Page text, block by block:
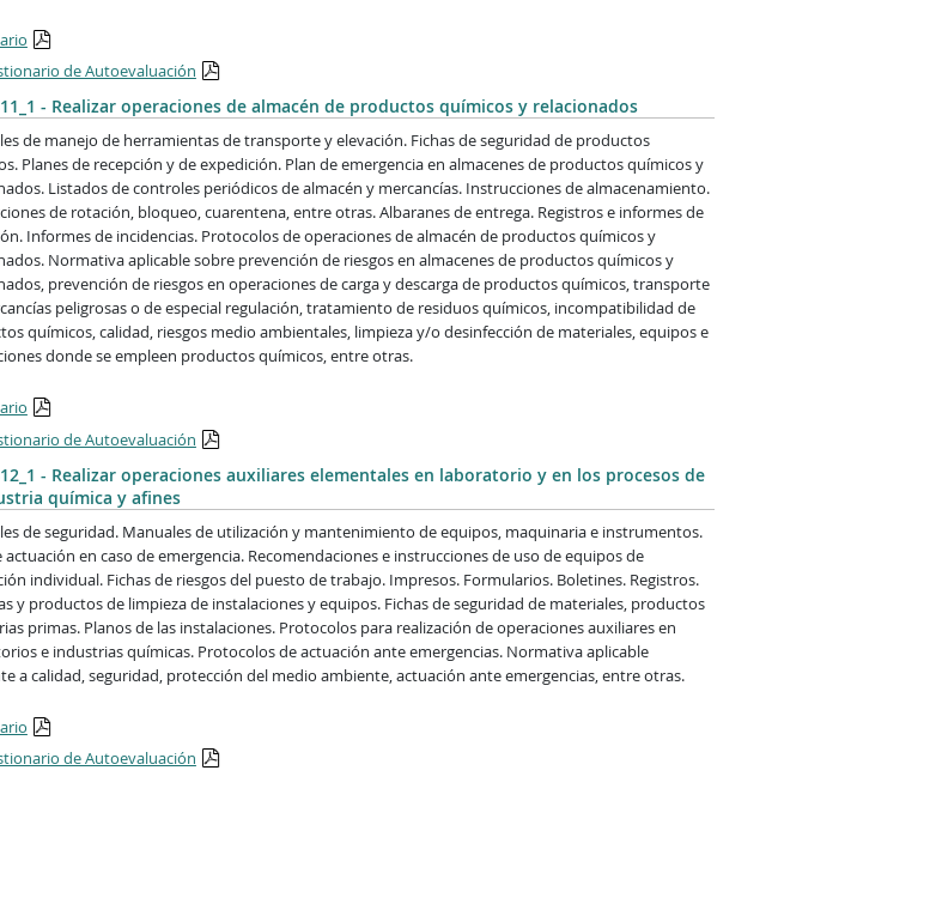
de Autoevaluación
- Realizar operaciones de almacén de productos químicos y relacionados
de manejo de herramientas de transporte y elevación. Fichas de seguridad de productos
Planes de recepción y de expedición. Plan de emergencia en almacenes de productos químicos y
Listados de controles periódicos de almacén y mercancías. Instrucciones de almacenamiento.
de rotación, bloqueo, cuarentena, entre otras. Albaranes de entrega. Registros e informes de
Informes de incidencias. Protocolos de operaciones de almacén de productos químicos y
Normativa aplicable sobre prevención de riesgos en almacenes de productos químicos y
prevención de riesgos en operaciones de carga y descarga de productos químicos, transporte
peligrosas o de especial regulación, tratamiento de residuos químicos, incompatibilidad de
químicos, calidad, riesgos medio ambientales, limpieza y/o desinfección de materiales, equipos e
donde se empleen productos químicos, entre otras.
de Autoevaluación
- Realizar operaciones auxiliares elementales en laboratorio y en los procesos de
química y afines
de seguridad. Manuales de utilización y mantenimiento de equipos, maquinaria e instrumentos.
actuación en caso de emergencia. Recomendaciones e instrucciones de uso de equipos de
individual. Fichas de riesgos del puesto de trabajo. Impresos. Formularios. Boletines. Registros.
y productos de limpieza de instalaciones y equipos. Fichas de seguridad de materiales, productos
primas. Planos de las instalaciones. Protocolos para realización de operaciones auxiliares en
e industrias químicas. Protocolos de actuación ante emergencias. Normativa aplicable
a calidad, seguridad, protección del medio ambiente, actuación ante emergencias, entre otras.
de Autoevaluación